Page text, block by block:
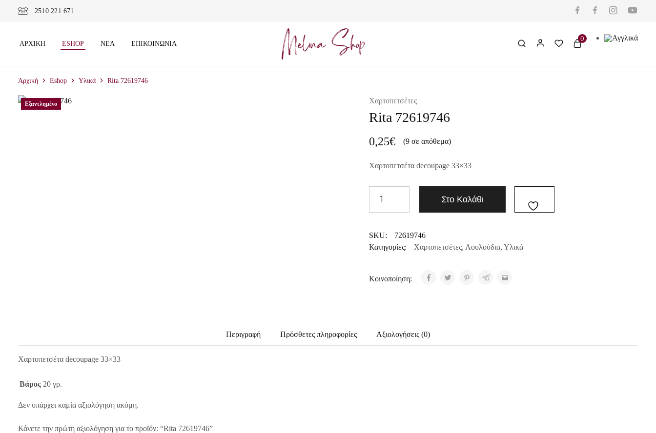
2510 221 671
ΑΡΧΙΚΉ ESHOP ΝΈΑ ΕΠΙΚΟΙΝΩΝΊΑ
Melina
Shop
0
Αρχική Eshop Υλικά Rita 72619746
Χαρτοπετσέτες
Rita 72619746
0,25€ (9 σε απόθεμα)
Χαρτοπετσέτα decoupage 33×33
Στο Καλάθι
SKU:
72619746
Κατηγορίες:
Χαρτοπετσέτες, Λουλούδια, Υλικά
Κοινοποίηση:
Περιγραφή Πρόσθετες πληροφορίες Αξιολογήσεις (0)
Χαρτοπετσέτα decoupage 33×33
Βάρος 20 γρ.
Δεν υπάρχει καμία αξιολόγηση ακόμη.
Κάνετε την πρώτη αξιολόγηση για το προϊόν: “Rita 72619746”
Εξαντλημένο